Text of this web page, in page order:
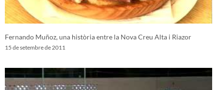
Fernando Muñoz, una història entre la Nova Creu Alta i Riazor
15 de setembre de 2011